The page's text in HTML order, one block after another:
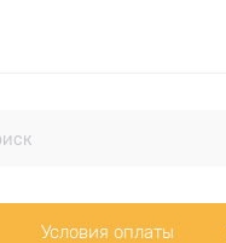
Условия оплаты